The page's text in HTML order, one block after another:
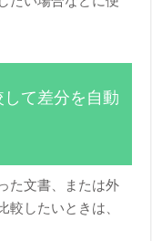
て差分を自動
た文書、または外
したいときは、